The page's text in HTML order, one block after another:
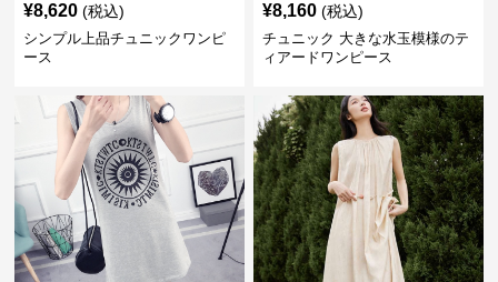
¥8,620 (税込)
シンプル上品チュニックワンピ
ース
¥8,160 (税込)
チュニック 大きな水玉模様のテ
ィアードワンピース